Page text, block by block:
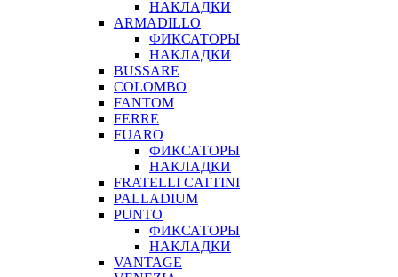
НАКЛАДКИ
ARMADILLO
ФИКСАТОРЫ
НАКЛАДКИ
BUSSARE
COLOMBO
FANTOM
FERRE
FUARO
ФИКСАТОРЫ
НАКЛАДКИ
FRATELLI CATTINI
PALLADIUM
PUNTO
ФИКСАТОРЫ
НАКЛАДКИ
VANTAGE